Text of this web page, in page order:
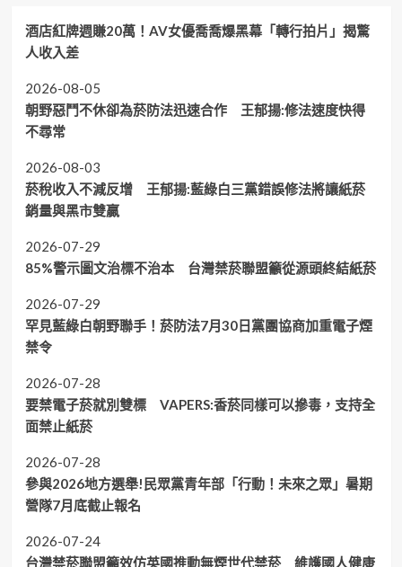
酒店紅牌週賺20萬！AV女優喬喬爆黑幕「轉行拍片」揭驚
人收入差
2026-08-05
朝野惡鬥不休卻為菸防法迅速合作 王郁揚:修法速度快得
不尋常
2026-08-03
菸稅收入不減反增 王郁揚:藍綠白三黨錯誤修法將讓紙菸
銷量與黑市雙贏
2026-07-29
85%警示圖文治標不治本 台灣禁菸聯盟籲從源頭終結紙菸
2026-07-29
罕見藍綠白朝野聯手！菸防法7月30日黨團協商加重電子煙
禁令
2026-07-28
要禁電子菸就別雙標 VAPERS:香菸同樣可以摻毒，支持全
面禁止紙菸
2026-07-28
參與2026地方選舉!民眾黨青年部「行動！未來之眾」暑期
營隊7月底截止報名
2026-07-24
台灣禁菸聯盟籲效仿英國推動無煙世代禁菸 維護國人健康